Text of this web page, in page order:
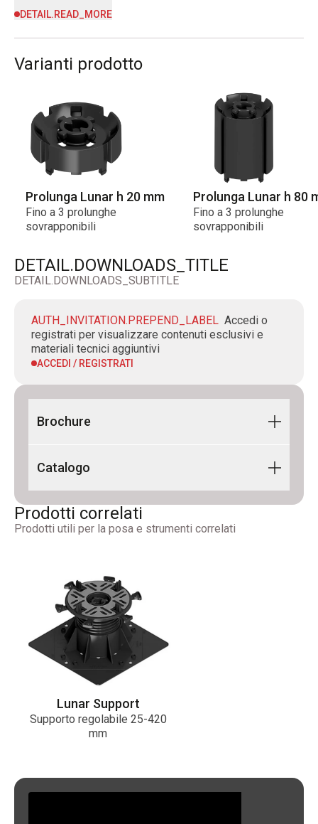
DETAIL.READ_MORE
Varianti prodotto
Prolunga Lunar h 20 mm
Fino a 3 prolunghe
sovrapponibili
Prolunga Lunar h 80
Fino a 3 prolunghe
sovrapponibili
DETAIL.DOWNLOADS_TITLE
DETAIL.DOWNLOADS_SUBTITLE
AUTH_INVITATION.PREPEND_LABEL Accedi o
registrati per visualizzare contenuti esclusivi e
materiali tecnici aggiuntivi
ACCEDI / REGISTRATI
Brochure
Flyer Lunar Support 2026_IT-
Catalogo
CATALOGO - PEDESTAL LINE 2026_IT-
EN_Digitale_Rev00
Prodotti correlati
Prodotti utili per la posa e strumenti correlati
Lunar Support
Supporto regolabile 25-420
mm